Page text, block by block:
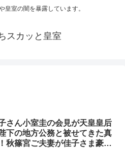
皇室の闇を暴露しています。
スカッと皇室
さん小室圭の会見が天皇皇后
下の地方公務と被せてきた真
秋篠宮ご夫妻が佳子さま豪邸